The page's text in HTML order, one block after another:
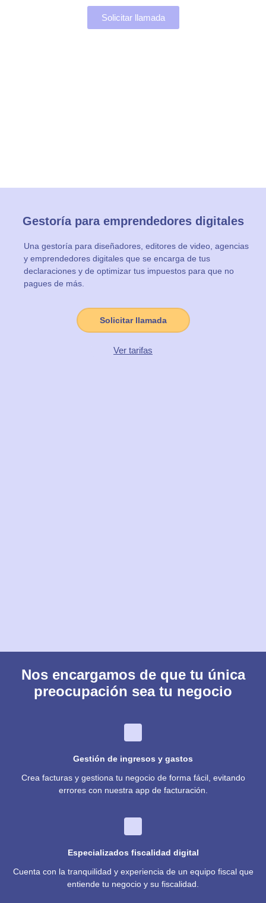
Solicitar llamada
Gestoría para emprendedores digitales
Una gestoría para diseñadores, editores de video, agencias
y emprendedores digitales que se encarga de tus
declaraciones y de optimizar tus impuestos para que no
pagues de más.
Solicitar llamada
Ver tarifas
Nos encargamos de que tu única
preocupación sea tu negocio
Gestión de ingresos y gastos
Crea facturas y gestiona tu negocio de forma fácil, evitando
errores con nuestra app de facturación.
Especializados fiscalidad digital
Cuenta con la tranquilidad y experiencia de un equipo fiscal que
entiende tu negocio y su fiscalidad.